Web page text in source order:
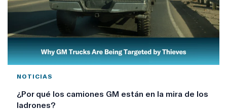
NOTICIAS
¿Por qué los camiones GM están en la mira de los
ladrones?